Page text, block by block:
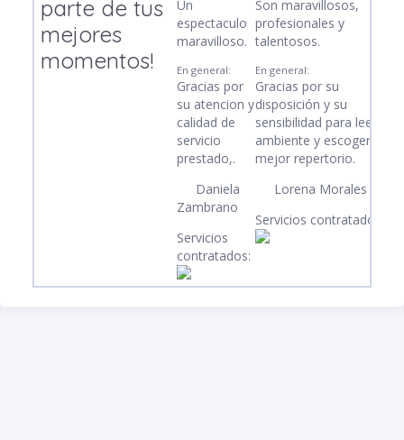
parte de tus
mejores
momentos!
Un
espectaculo
maravilloso.
En general:
Gracias por
su atencion y
calidad de
servicio
prestado,.
Daniela
Zambrano
Servicios
contratados:
Son maravillosos,
profesionales y
talentosos.
En general:
Gracias por su
disposición y su
sensibilidad para leer el
ambiente y escoger el
mejor repertorio.
Lorena Morales
Servicios contratados: